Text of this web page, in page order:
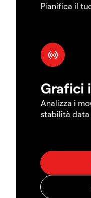
Pianifica il
Grafici
Analizza i
stabilità data